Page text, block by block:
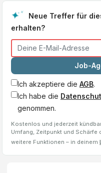
Neue Treffer für
erhalten?
Job-
Ich akzeptiere die AGB.
Ich habe die
genommen.
Kostenlos und jederzeit
Umfang, Zeitpunkt und Schärfe
weitere Funktionen – in deinem